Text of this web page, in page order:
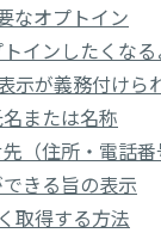
なオプトイン
インしたくな
示が義務付けら
または名称
（住所・電話番
きる旨の表示
取得する方法